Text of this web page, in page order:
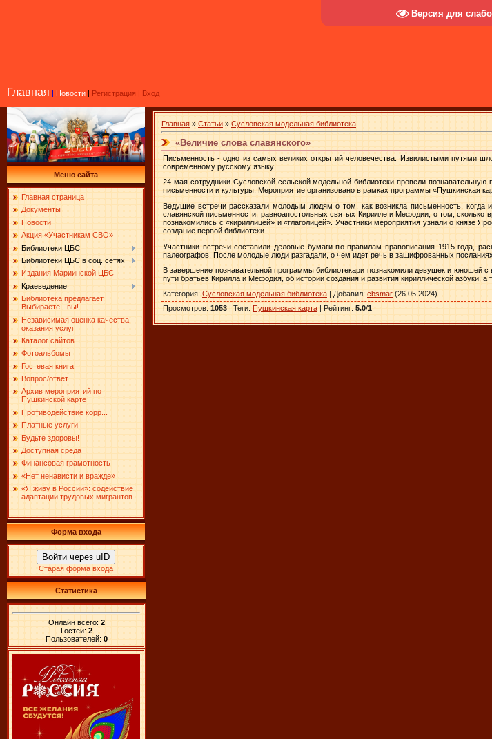
Версия для
Главная | Новости | Регистрация | Вход
Меню сайта
Главная страница
Документы
Новости
Акция «Участникам СВО»
Библиотеки ЦБС
Библиотеки ЦБС в соц. сетях
Издания Мариинской ЦБС
Краеведение
Библиотека предлагает.
Выбираете - вы!
Независимая оценка качества
оказания услуг
Каталог сайтов
Фотоальбомы
Гостевая книга
Вопрос/ответ
Архив мероприятий по
Пушкинской карте
Противодействие корр...
Платные услуги
Будьте здоровы!
Доступная среда
Финансовая грамотность
«Нет ненависти и вражде»
«Я живу в России»: содействие
адаптации трудовых мигрантов
Форма входа
Войти через uID
Старая форма входа
Статистика
Онлайн всего: 2
Гостей: 2
Пользователей: 0
Главная » Статьи » Сусловская модельная библиотека
«Величие слова славянского»
Письменность - одно из самых великих открытий человечества. Извилистыми путями
современному русскому языку.
24 мая сотрудники Сусловской сельской модельной библиотеки провели
письменности и культуры. Мероприятие организовано в рамках программы «Пушкинская
Ведущие встречи рассказали молодым людям о том, как возникла письменность, когда
славянской письменности, равноапостольных святых Кирилле и Мефодии, о том, сколько
познакомились с «кириллицей» и «глаголицей». Участники мероприятия узнали о князе
создание первой библиотеки.
Участники встречи составили деловые бумаги по правилам правописания 1915 года,
палеографов. После молодые люди разгадали, о чем идет речь в зашифрованных
В завершение познавательной программы библиотекари познакомили девушек и юношей
пути братьев Кирилла и Мефодия, об истории создания и развития кириллической азбуки, а
Категория: Сусловская модельная библиотека | Добавил: cbsmar (26.05.2024)
Просмотров: 1053 | Теги: Пушкинская карта | Рейтинг: 5.0/1